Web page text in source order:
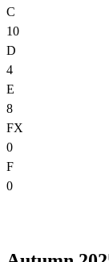
C
10
D
4
E
8
FX
0
F
0